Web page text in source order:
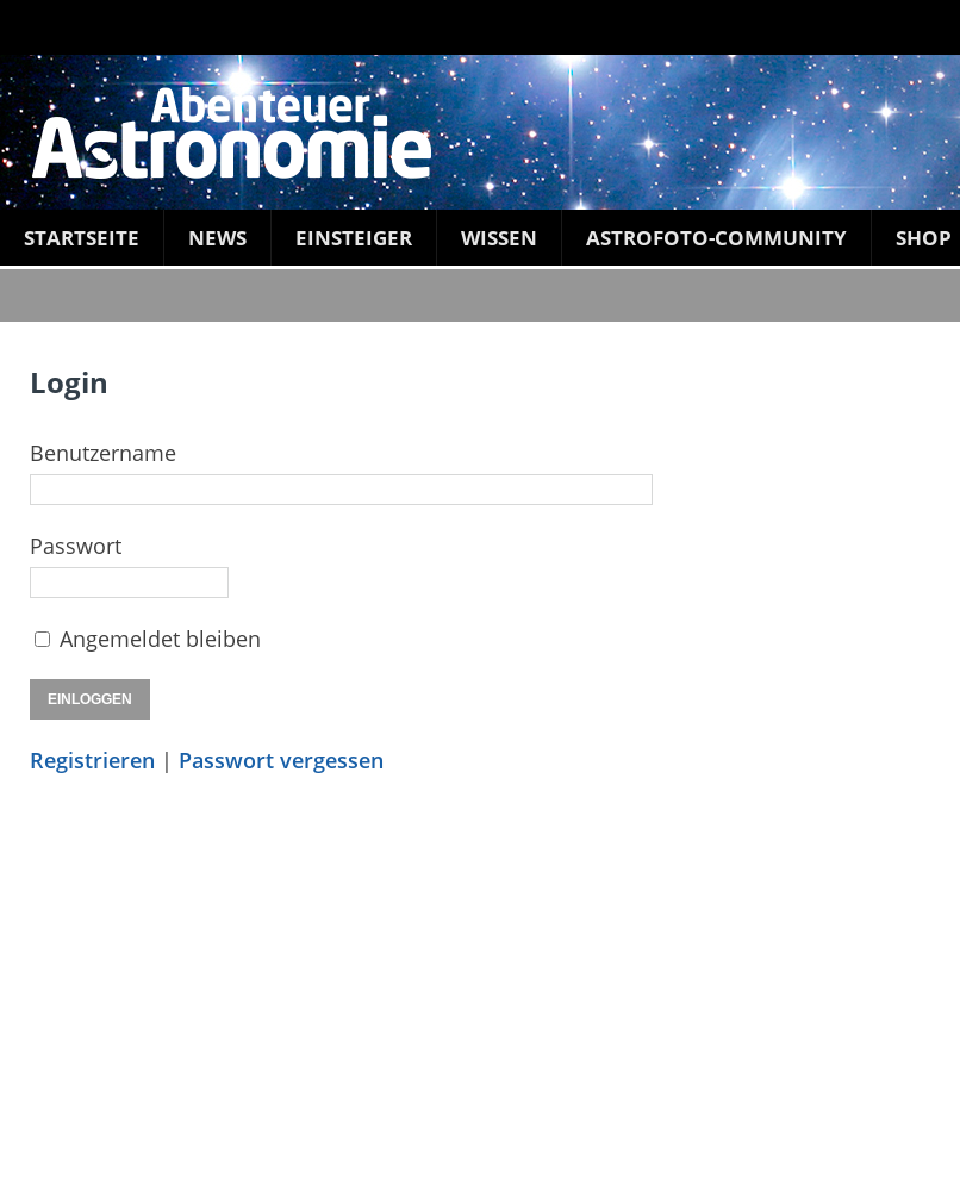
STARTSEITE NEWS EINSTEIGER WISSEN ASTROFOTO-COMMUNITY SHOP
Login
Benutzername
Passwort
Angemeldet bleiben
Registrieren | Passwort vergessen